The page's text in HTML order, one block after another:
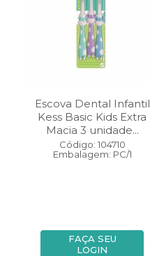
Escova Dental Infantil
Kess Basic Kids Extra
Macia 3 unidade...
Código: 104710
Embalagem: PC/1
FAÇA SEU
LOGIN